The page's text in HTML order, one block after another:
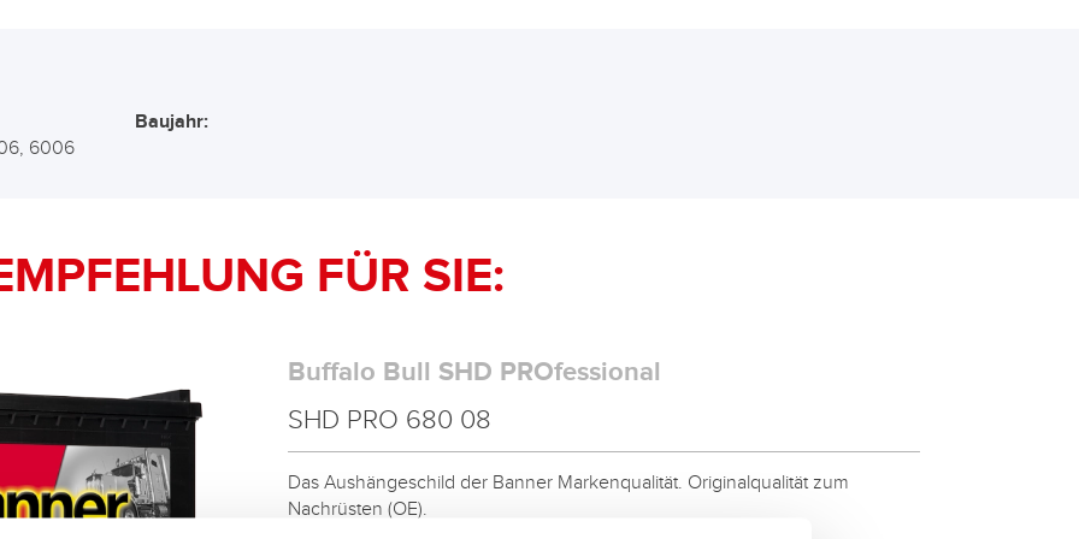
6006
Baujahr:
FÜR SIE:
Buffalo Bull SHD PROfessional
SHD PRO 680 08
Das Aushängeschild der Banner Markenqualität. Originalqualität zum
Nachrüsten (OE).